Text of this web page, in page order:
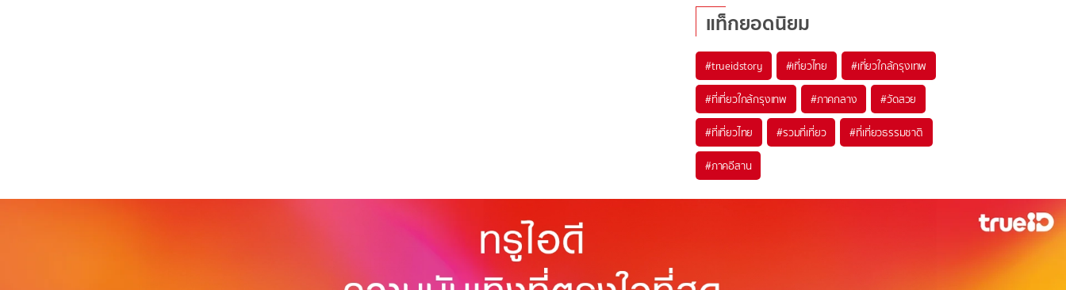
แท็กยอดนิยม
#trueidstory #เที่ยวไทย #เที่ยวใกล้กรุงเทพ
#ที่เที่ยวใกล้กรุงเทพ #ภาคกลาง #วัดสวย
#ที่เที่ยวไทย #รวมที่เที่ยว #ที่เที่ยวธรรมชาติ
#ภาคอีสาน